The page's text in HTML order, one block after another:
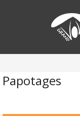
Papotages